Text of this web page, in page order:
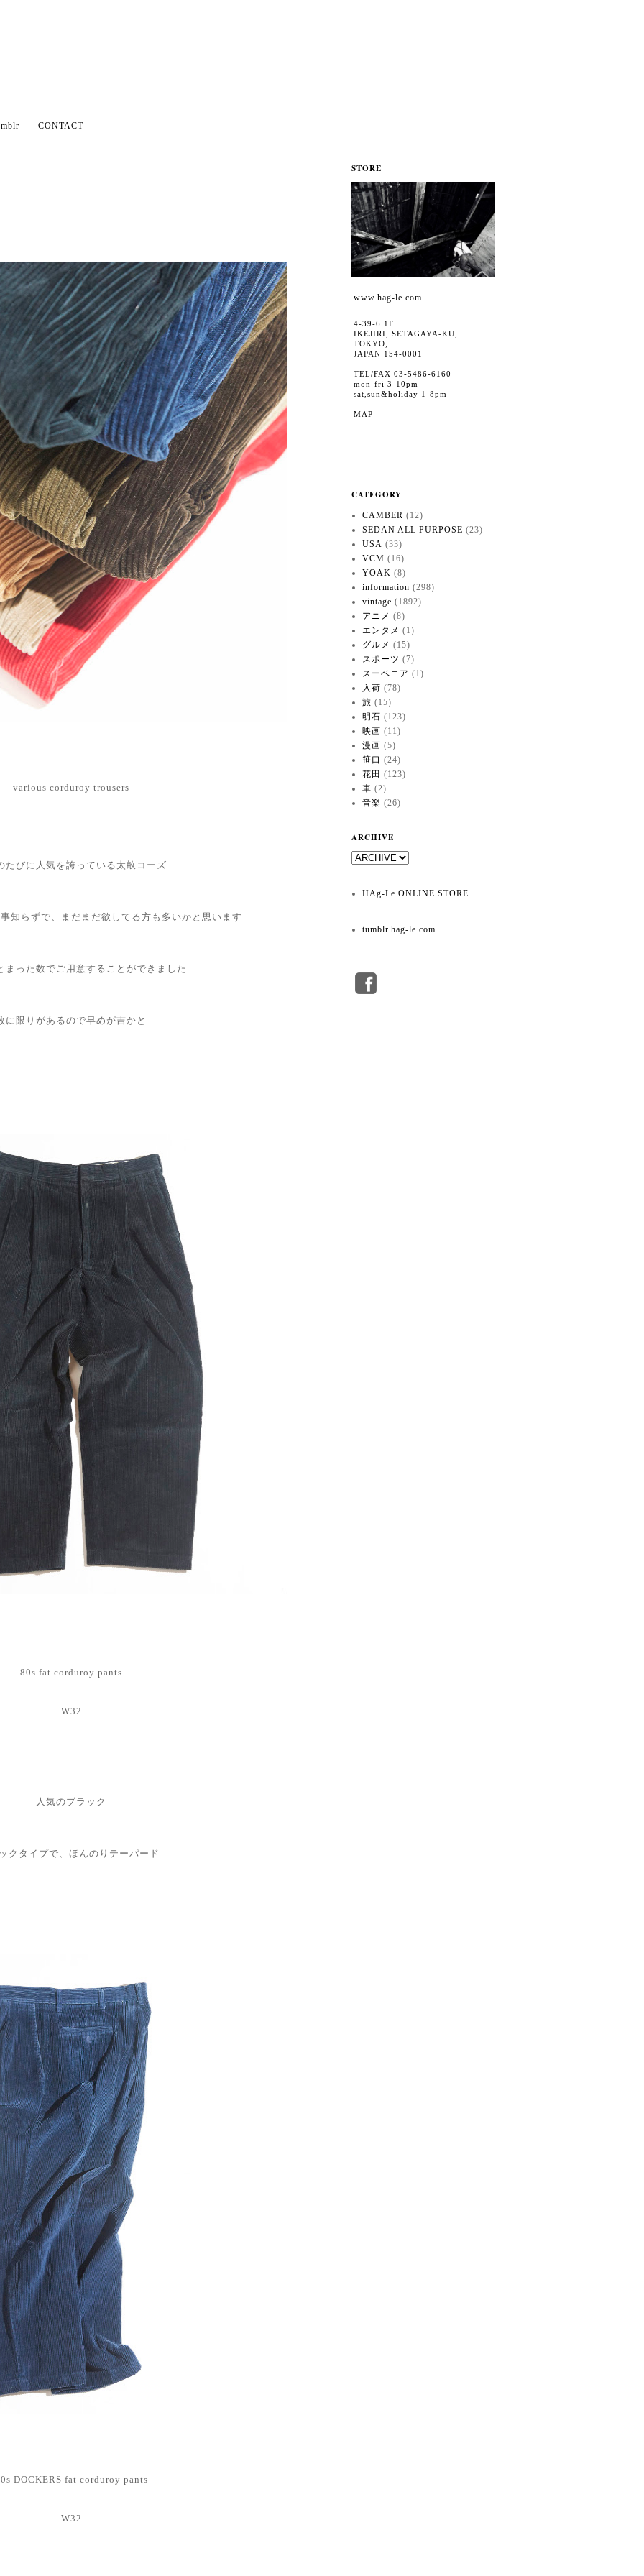
CONTACT
various corduroy trousers
たびに人気を誇っている太畝コーズ
知らずで、まだまだ欲してる方も多いかと思います
まった数でご用意することができました
に限りがあるので早めが吉かと
80s fat corduroy pants
W32
人気のブラック
クタイプで、ほんのりテーパード
DOCKERS fat corduroy pants
W32
STORE
www.hag-le.com
4-39-6 1F
IKEJIRI, SETAGAYA-KU,
TOKYO,
JAPAN 154-0001
TEL/FAX 03-5486-6160
mon-fri 3-10pm
sat,sun&holiday 1-8pm
MAP
CATEGORY
CAMBER (12)
SEDAN ALL PURPOSE (23)
USA (33)
VCM (16)
YOAK (8)
information (298)
vintage (1892)
アニメ (8)
エンタメ (1)
グルメ (15)
スポーツ (7)
スーベニア (1)
入荷 (78)
旅 (15)
明石 (123)
映画 (11)
漫画 (5)
笹口 (24)
花田 (123)
車 (2)
音楽 (26)
ARCHIVE
HAg-Le ONLINE STORE
tumblr.hag-le.com